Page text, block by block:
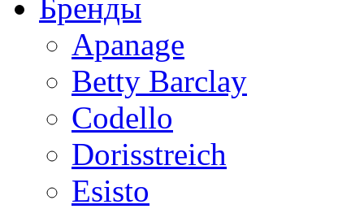
Бренды
Apanage
Betty Barclay
Codello
Dorisstreich
Esisto